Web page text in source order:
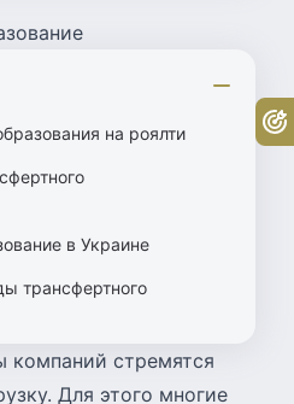
на роялти
в Украине
трансфертного
стремятся
Для этого многие